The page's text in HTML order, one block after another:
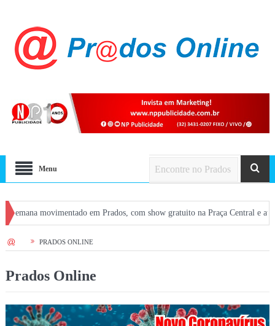
Menu
movimentado em Prados, com show gratuito na Praça Central e atrações em
HOME PRADOS ONLINE
Prados Online